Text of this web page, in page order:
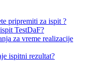
pripremiti za ispit ?
TestDaF?
za vreme realizacije
ispitni rezultat?